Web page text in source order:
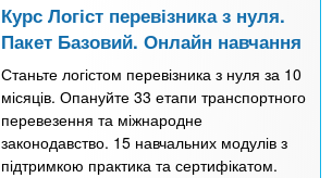
Курс Логіст перевізника з нуля.
Пакет Базовий. Онлайн навчання
Станьте логістом перевізника з нуля за 10
місяців. Опануйте 33 етапи транспортного
перевезення та міжнародне
законодавство. 15 навчальних модулів з
підтримкою практика та сертифікатом.